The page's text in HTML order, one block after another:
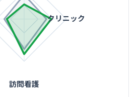
クリニック
訪問看護